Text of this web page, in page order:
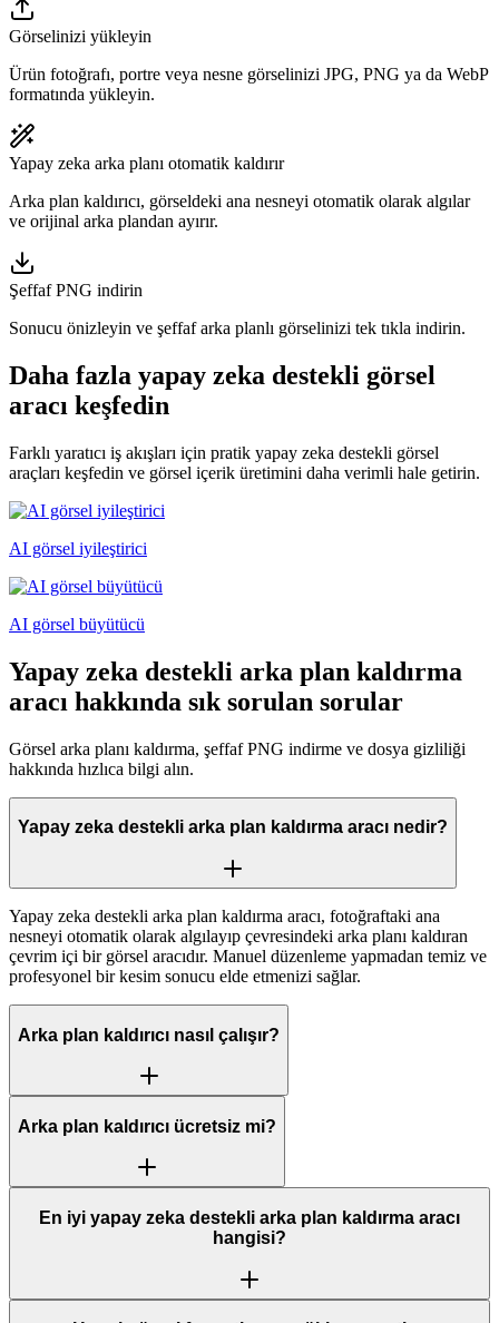
Görselinizi yükleyin
Ürün fotoğrafı, portre veya nesne görselinizi JPG, PNG ya da WebP
formatında yükleyin.
Yapay zeka arka planı otomatik kaldırır
Arka plan kaldırıcı, görseldeki ana nesneyi otomatik olarak algılar
ve orijinal arka plandan ayırır.
Şeffaf PNG indirin
Sonucu önizleyin ve şeffaf arka planlı görselinizi tek tıkla indirin.
Daha fazla yapay zeka destekli görsel
aracı keşfedin
Farklı yaratıcı iş akışları için pratik yapay zeka destekli görsel
araçları keşfedin ve görsel içerik üretimini daha verimli hale getirin.
AI görsel iyileştirici
AI görsel büyütücü
Yapay zeka destekli arka plan kaldırma
aracı hakkında sık sorulan sorular
Görsel arka planı kaldırma, şeffaf PNG indirme ve dosya gizliliği
hakkında hızlıca bilgi alın.
Yapay zeka destekli arka plan kaldırma aracı nedir?
Yapay zeka destekli arka plan kaldırma aracı, fotoğraftaki ana
nesneyi otomatik olarak algılayıp çevresindeki arka planı kaldıran
çevrim içi bir görsel aracıdır. Manuel düzenleme yapmadan temiz ve
profesyonel bir kesim sonucu elde etmenizi sağlar.
Arka plan kaldırıcı nasıl çalışır?
Arka plan kaldırıcı ücretsiz mi?
En iyi yapay zeka destekli arka plan kaldırma aracı
hangisi?